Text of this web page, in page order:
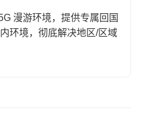
漫游环境，提供专属回国
环境，彻底解决地区/区域